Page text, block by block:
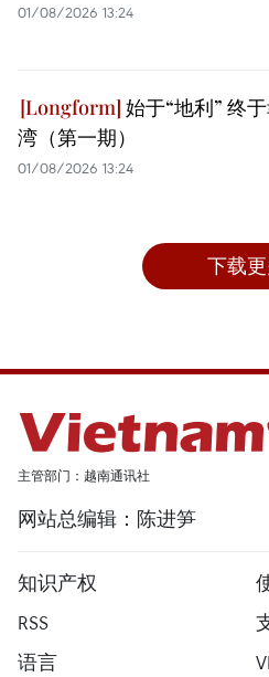
01/08/2026 13:24
始于“地利” 终
湾（第一期）
01/08/2026 13:24
下载
主管部门：越南通讯社
网站总编辑：陈进笋
知识产权
RSS
语言